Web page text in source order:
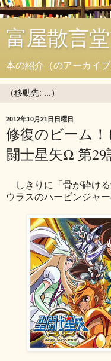
富屋散言
本の紹介（のアーカイ
2012年10月21日日曜日
修復のビーム
闘士星矢Ω 第29
しきりに「骨が砕け
ウラスのハービンジャ